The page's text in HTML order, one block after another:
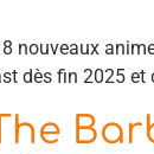
nouveaux
dès fin 2025 et